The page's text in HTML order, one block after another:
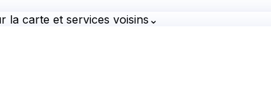
la carte et services voisins ⌄